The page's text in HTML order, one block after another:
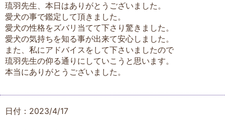
琉羽先生、本日はありがとうございました。
愛犬の事で鑑定して頂きました。
愛犬の性格をズバリ当てて下さり驚きました。
愛犬の気持ちを知る事が出来て安心しました。
また、私にアドバイスをして下さいましたので
琉羽先生の仰る通りにしていこうと思います。
本当にありがとうございました。
日付：2023/4/17